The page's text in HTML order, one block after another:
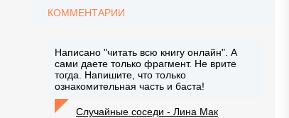
КОММЕНТАРИИ
Написано "читать всю книгу онлайн". А
сами даете только фрагмент. Не врите
тогда. Напишите, что только
ознакомительная часть и баста!
Случайные соседи - Лина Мак